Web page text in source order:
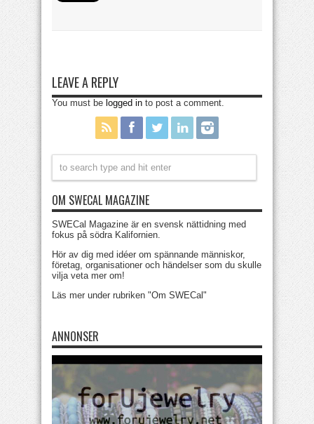
LEAVE A REPLY
You must be logged in to post a comment.
OM SWECAL MAGAZINE
SWECal Magazine är en svensk nättidning med
fokus på södra Kalifornien.
Hör av dig med idéer om spännande människor,
företag, organisationer och händelser som du skulle
vilja veta mer om!
Läs mer under rubriken "Om SWECal"
ANNONSER